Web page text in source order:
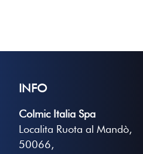
INFO
Colmic Italia Spa
Localita Ruota al Mandò,
50066,